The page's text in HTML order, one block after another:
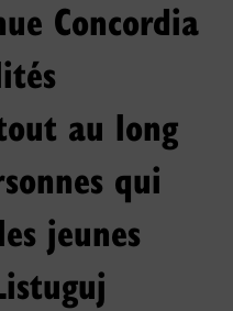
Concordia
au long
qui
jeunes